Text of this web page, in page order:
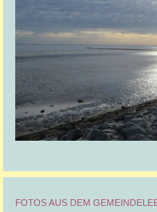
FOTOS AUS DEM